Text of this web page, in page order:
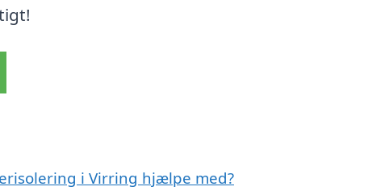
i Virring hjælpe med?